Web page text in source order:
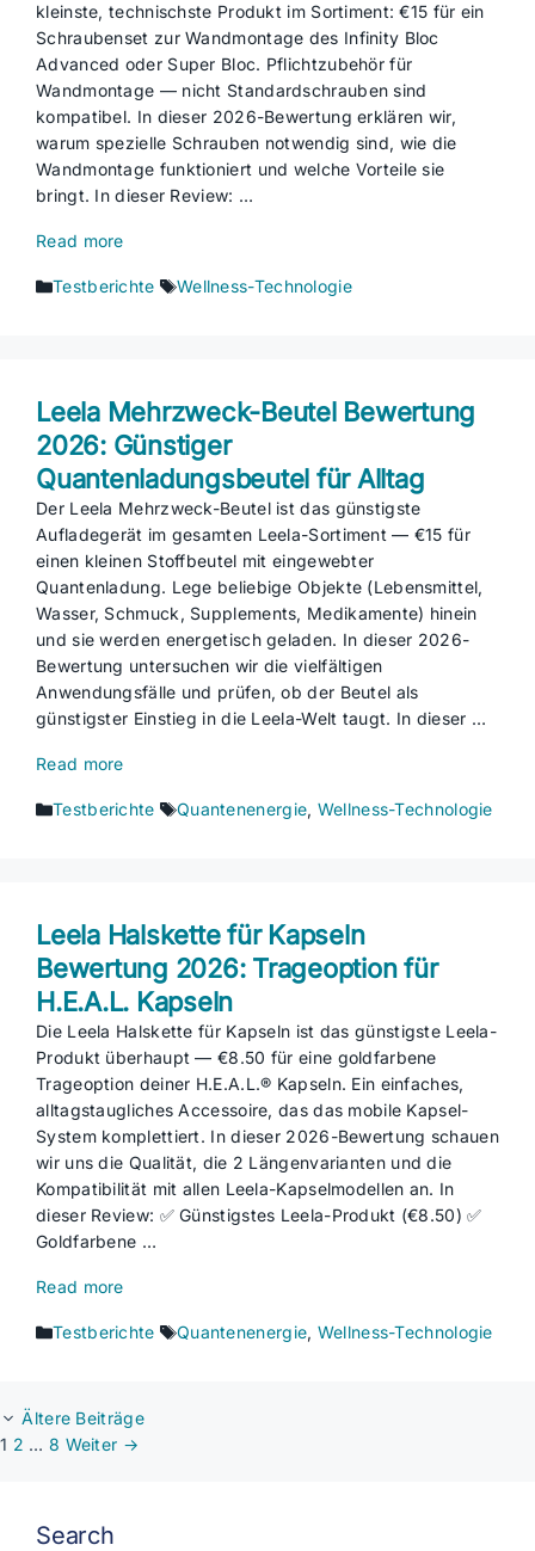
kleinste, technischste Produkt im Sortiment: €15 für ein
Schraubenset zur Wandmontage des Infinity Bloc
Advanced oder Super Bloc. Pflichtzubehör für
Wandmontage — nicht Standardschrauben sind
kompatibel. In dieser 2026-Bewertung erklären wir,
warum spezielle Schrauben notwendig sind, wie die
Wandmontage funktioniert und welche Vorteile sie
bringt. In dieser Review: …
Read more
Kategorien
Testberichte Schlagwörter
Wellness-Technologie
Leela Mehrzweck-Beutel Bewertung
2026: Günstiger
Quantenladungsbeutel für Alltag
Der Leela Mehrzweck-Beutel ist das günstigste
Aufladegerät im gesamten Leela-Sortiment — €15 für
einen kleinen Stoffbeutel mit eingewebter
Quantenladung. Lege beliebige Objekte (Lebensmittel,
Wasser, Schmuck, Supplements, Medikamente) hinein
und sie werden energetisch geladen. In dieser 2026-
Bewertung untersuchen wir die vielfältigen
Anwendungsfälle und prüfen, ob der Beutel als
günstigster Einstieg in die Leela-Welt taugt. In dieser …
Read more
Kategorien
Testberichte Schlagwörter
Quantenenergie, Wellness-Technologie
Leela Halskette für Kapseln
Bewertung 2026: Trageoption für
H.E.A.L. Kapseln
Die Leela Halskette für Kapseln ist das günstigste Leela-
Produkt überhaupt — €8.50 für eine goldfarbene
Trageoption deiner H.E.A.L.® Kapseln. Ein einfaches,
alltagstaugliches Accessoire, das das mobile Kapsel-
System komplettiert. In dieser 2026-Bewertung schauen
wir uns die Qualität, die 2 Längenvarianten und die
Kompatibilität mit allen Leela-Kapselmodellen an. In
dieser Review: ✅ Günstigstes Leela-Produkt (€8.50) ✅
Goldfarbene …
Read more
Kategorien
Testberichte Schlagwörter
Quantenenergie, Wellness-Technologie
Ältere Beiträge
Seite
1 Seite
2 … Seite
8 Weiter →
Search